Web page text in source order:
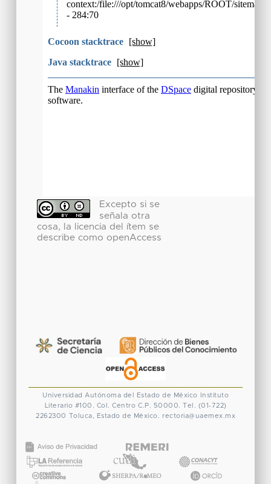
Excepto si se
señala otra
cosa, la licencia del ítem se
describe como openAccess
Universidad Autónoma del Estado de México
Instituto
Literario #100. Col. Centro C.P. 50000. Tel. (01-722)
2262300 Toluca, Estado de México. rectoria@uaemex.mx